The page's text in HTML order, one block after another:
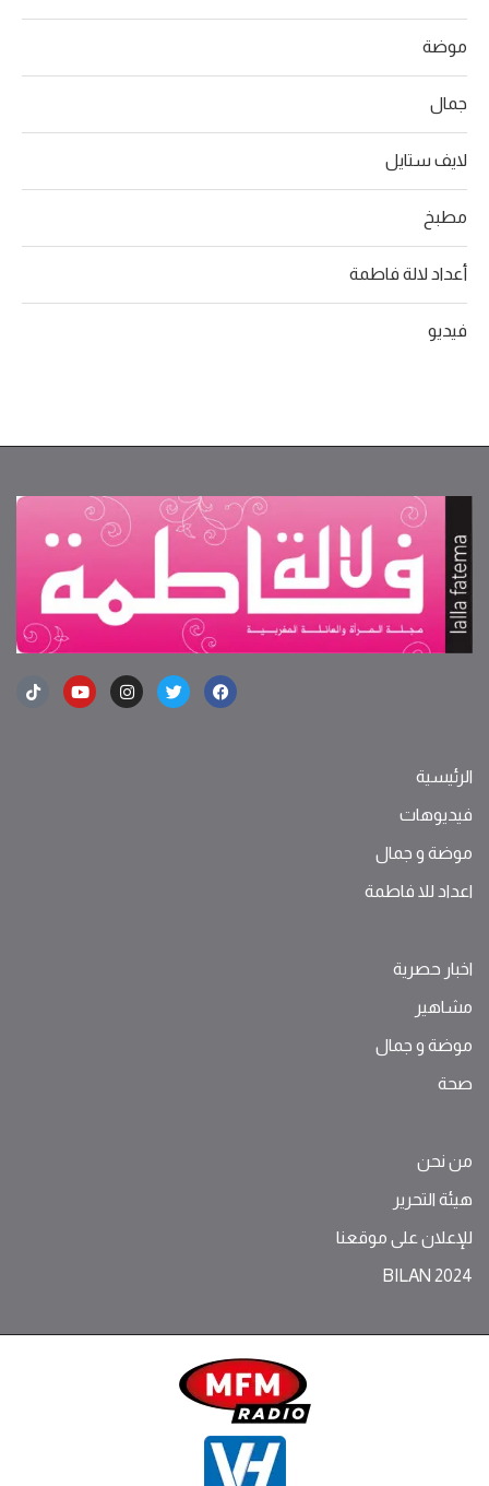
موضة
جمال
لايف ستايل
مطبخ
أعداد لالة فاطمة
فيديو
الرئيسية
فيديوهات
موضة ‫و‬ ‫‬‫جمال‬
اعداد للا فاطمة
اخبار حصرية
مشاهير
موضة ‫و‬ ‫‬‫جمال‬
صحة
من نحن
هيئة التحرير
للإعلان على موقعنا
BILAN 2024